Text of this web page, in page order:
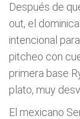
Después de
out, el
intencional
pitcheo con
primera base
plato, muy
El mexicano